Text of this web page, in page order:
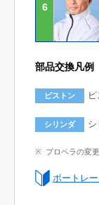
6
部品交換凡例
ピストン
シリンダ
プロペラの変
ボートレ